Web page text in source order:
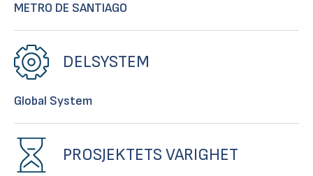
METRO DE SANTIAGO
DELSYSTEM
Global System
PROSJEKTETS VARIGHET